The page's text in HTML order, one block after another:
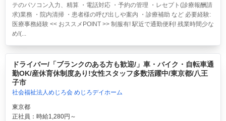
テのパソコン入力、精算 ・電話対応 ・予約の管理 ・レセプト(診療報酬請
求)業務 ・院内清掃 ・患者様の呼び出しや案内 ・診療補助 など 必要経験:
医療事務経験 << おススメPOINT >> 制服有! 駅近で通勤便利! 残業時間少な
め!(...
ドライバー/「ブランクのある方も歓迎/」車・バイク・自転車通
勤OK/産休育休制度あり!女性スタッフ多数活躍中/東京都/八王
子市
社会福祉法人めじろ会 めじろデイホーム
東京都
正社員：時給1,280円～